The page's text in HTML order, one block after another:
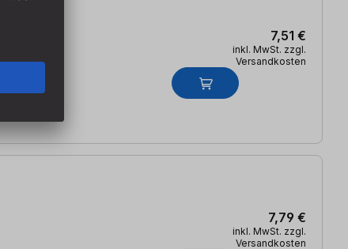
7,51 €
inkl. MwSt. zzgl.
Versandkosten
7,79 €
inkl. MwSt. zzgl.
Versandkosten